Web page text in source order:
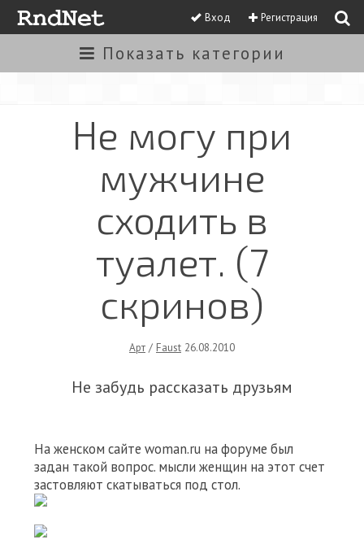
Вход Регистрация
Показать категории
Не могу при
мужчине
сходить в
туалет. (7
скринов)
Арт / Faust 26.08.2010
Не забудь рассказать друзьям
На женском сайте woman.ru на форуме был
задан такой вопрос. мысли женщин на этот счет
застовляют скатываться под стол.